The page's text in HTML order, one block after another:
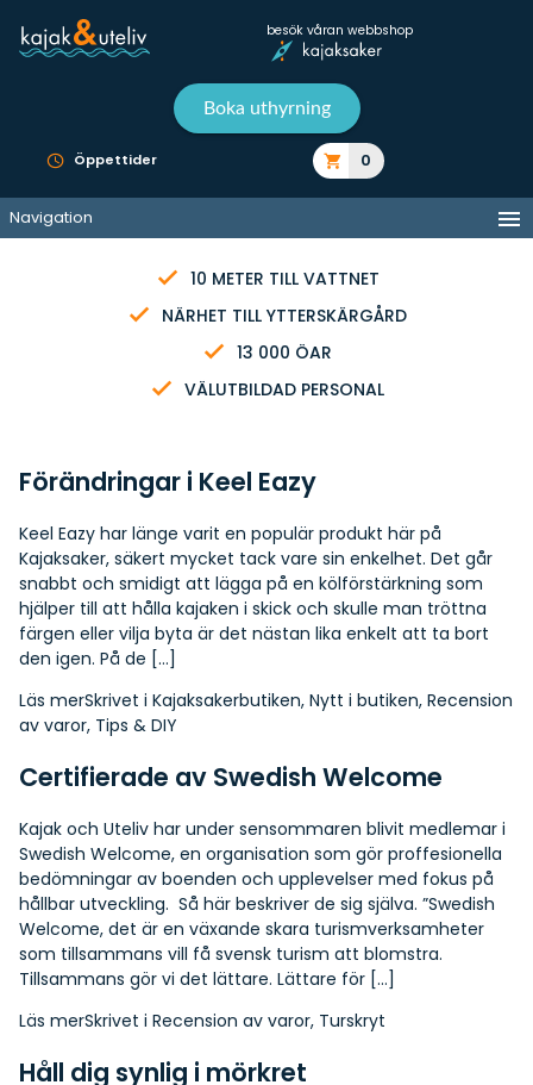
besök våran webbshop
Boka uthyrning
Öppettider 0
Navigation
10 METER TILL VATTNET
NÄRHET TILL YTTERSKÄRGÅRD
13 000 ÖAR
VÄLUTBILDAD PERSONAL
Förändringar i Keel Eazy
Keel Eazy har länge varit en populär produkt här på
Kajaksaker, säkert mycket tack vare sin enkelhet. Det går
snabbt och smidigt att lägga på en kölförstärkning som
hjälper till att hålla kajaken i skick och skulle man tröttna
färgen eller vilja byta är det nästan lika enkelt att ta bort
den igen. På de […]
Läs merSkrivet i Kajaksakerbutiken, Nytt i butiken, Recension
av varor, Tips & DIY
Certifierade av Swedish Welcome
Kajak och Uteliv har under sensommaren blivit medlemar i
Swedish Welcome, en organisation som gör proffesionella
bedömningar av boenden och upplevelser med fokus på
hållbar utveckling. Så här beskriver de sig själva. ”Swedish
Welcome, det är en växande skara turismverksamheter
som tillsammans vill få svensk turism att blomstra.
Tillsammans gör vi det lättare. Lättare för […]
Läs merSkrivet i Recension av varor, Turskryt
Håll dig synlig i mörkret